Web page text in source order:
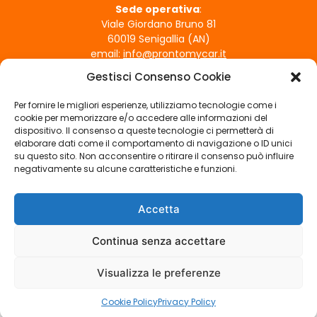
Gestisci Consenso Cookie
Per fornire le migliori esperienze, utilizziamo tecnologie come i
cookie per memorizzare e/o accedere alle informazioni del
dispositivo. Il consenso a queste tecnologie ci permetterà di
elaborare dati come il comportamento di navigazione o ID unici
su questo sito. Non acconsentire o ritirare il consenso può influire
negativamente su alcune caratteristiche e funzioni.
Accetta
Continua senza accettare
Visualizza le preferenze
Cookie PolicyPrivacy Policy
s
e
a
a
Sede operativa:
Viale Giordano Bruno 81
60019 Senigallia (AN)
email: info@prontomycar.it
ORARI DI APERTURA
Lunedì - Venerdì
09:00 - 12:30 | 15:30 - 19:30
Sabato
09:00 - 12:30
Domenica
SEGUICI SUI SOCIAL
COPYRIGHT © PRONTO MY CAR – P.IVA 02820520423 –
POLICY|COOKIE POLICY|CREDITS